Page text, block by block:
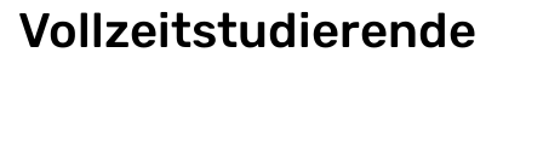
Vollzeitstudierende